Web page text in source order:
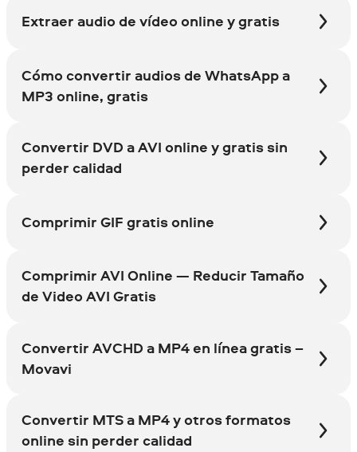
Extraer audio de vídeo online y gratis
Cómo convertir audios de WhatsApp a
MP3 online, gratis
Convertir DVD a AVI online y gratis sin
perder calidad
Comprimir GIF gratis online
Comprimir AVI Online — Reducir Tamaño
de Video AVI Gratis
Convertir AVCHD a MP4 en línea gratis –
Movavi
Convertir MTS a MP4 y otros formatos
online sin perder calidad